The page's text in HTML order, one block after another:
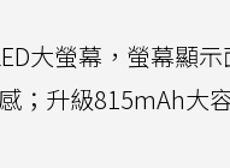
大螢幕，螢幕顯
；升級815mAh大